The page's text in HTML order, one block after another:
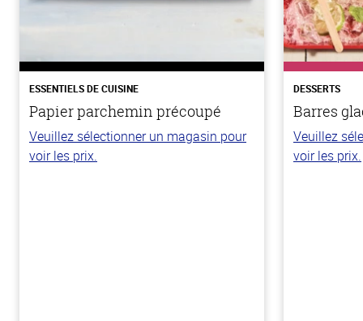
ESSENTIELS DE CUISINE
Papier parchemin précoupé
Veuillez sélectionner un magasin pour
voir les prix.
DESSERTS
Barres
Veuillez
voir les prix.